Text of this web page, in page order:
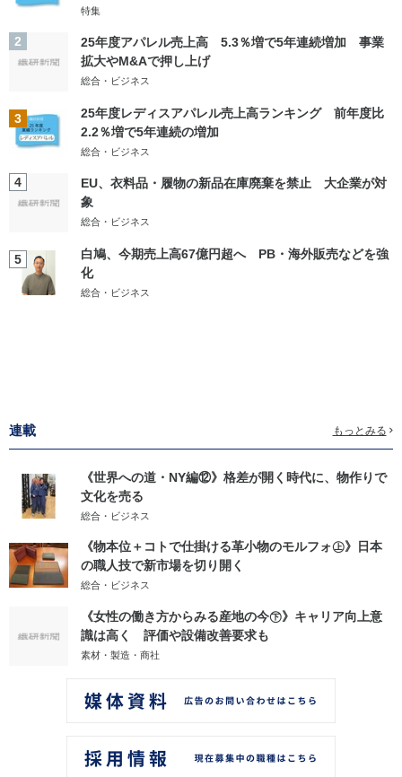
特集
2
25年度アパレル売上高 5.3％増で5年連続増加 事業
拡大やM&Aで押し上げ
総合・ビジネス
3
25年度レディスアパレル売上高ランキング 前年度比
2.2％増で5年連続の増加
総合・ビジネス
4
EU、衣料品・履物の新品在庫廃棄を禁止 大企業が対
象
総合・ビジネス
5
白鳩、今期売上高67億円超へ PB・海外販売などを強
化
総合・ビジネス
連載 もっとみる
《世界への道・NY編⑫》格差が開く時代に、物作りで
文化を売る
総合・ビジネス
《物本位＋コトで仕掛ける革小物のモルフォ㊤》日本
の職人技で新市場を切り開く
総合・ビジネス
《女性の働き方からみる産地の今㊦》キャリア向上意
識は高く 評価や設備改善要求も
素材・製造・商社